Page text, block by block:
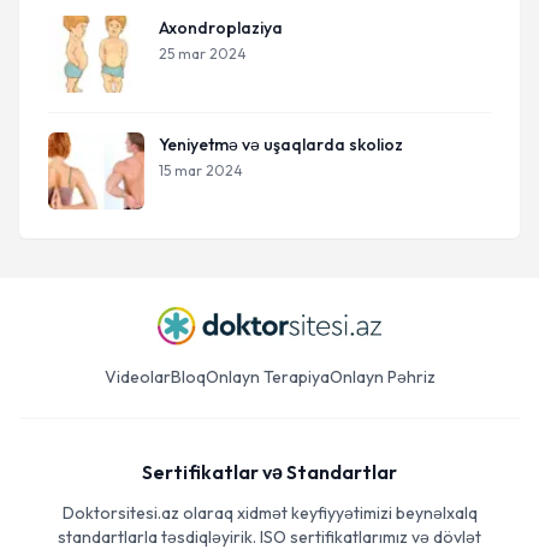
Axondroplaziya
25 mar 2024
Yeniyetmə və uşaqlarda skolioz​
15 mar 2024
VideolarBloqOnlayn TerapiyaOnlayn Pəhriz
Sertifikatlar və Standartlar
Doktorsitesi.az olaraq xidmət keyfiyyətimizi beynəlxalq
standartlarla təsdiqləyirik. ISO sertifikatlarımız və dövlət